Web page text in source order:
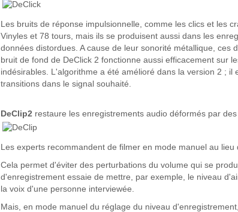
Les bruits de réponse impulsionnelle, comme les clics et les
Vinyles et 78 tours, mais ils se produisent aussi dans les
données distordues. A cause de leur sonorité métallique,
bruit de fond de DeClick 2 fonctionne aussi efficacement sur
indésirables. L'algorithme a été amélioré dans la version 2 ;
transitions dans le signal souhaité.
DeClip2 restaure les enregistrements audio déformés par
Les experts recommandent de filmer en mode manuel au lieu
Cela permet d'éviter des perturbations du volume qui se
d'enregistrement essaie de mettre, par exemple, le niveau
la voix d'une personne interviewée.
Mais, en mode manuel du réglage du niveau